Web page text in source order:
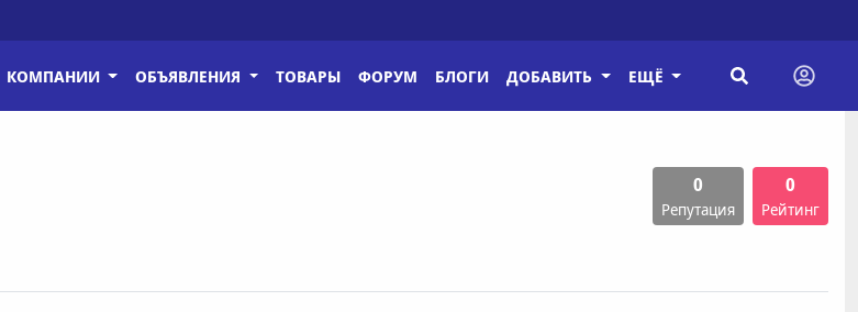
КОМПАНИИ ОБЪЯВЛЕНИЯ ТОВАРЫ ФОРУМ БЛОГИ ДОБАВИТЬ ЕЩЁ
0
Репутация
0
Рейтинг